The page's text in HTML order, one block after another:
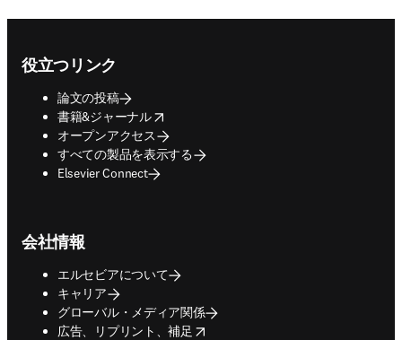
役立つリンク
論文の投稿
書籍&ジャーナル
opens in new tab/window
オープンアクセス
すべての製品を表示する
Elsevier Connect
会社情報
エルセビアについて
キャリア
グローバル・メディア関係
広告、リプリント、補足
opens in new tab/window